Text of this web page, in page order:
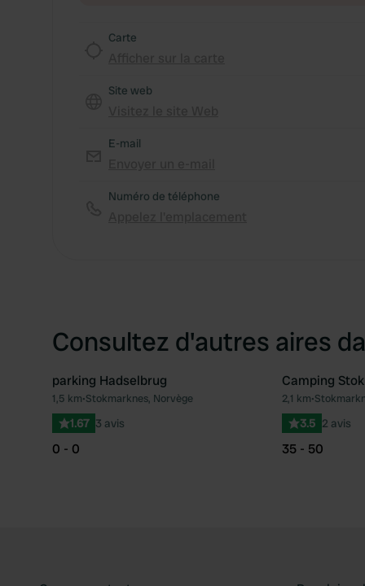
Carte
Site web
E-mail
Numéro de téléphone
Consultez d'autres aires
Préféré
parking Hadselbrug
1,5 km•Stokmarknes, Norvège
1.67 3 avis
0 - 0
Camping
2,1 km•
3.5 2 avis
35 - 50